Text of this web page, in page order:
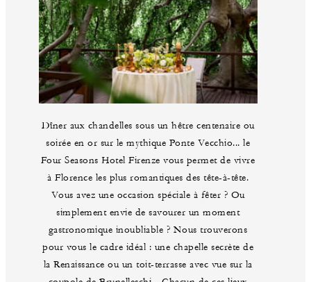
Dîner aux chandelles sous un hêtre centenaire ou
soirée en or sur le mythique Ponte Vecchio... le
Four Seasons Hotel Firenze vous permet de vivre
à Florence les plus romantiques des tête-à-tête.
Vous avez une occasion spéciale à fêter ? Ou
simplement envie de savourer un moment
gastronomique inoubliable ? Nous trouverons
pour vous le cadre idéal : une chapelle secrète de
la Renaissance ou un toit-terrasse avec vue sur la